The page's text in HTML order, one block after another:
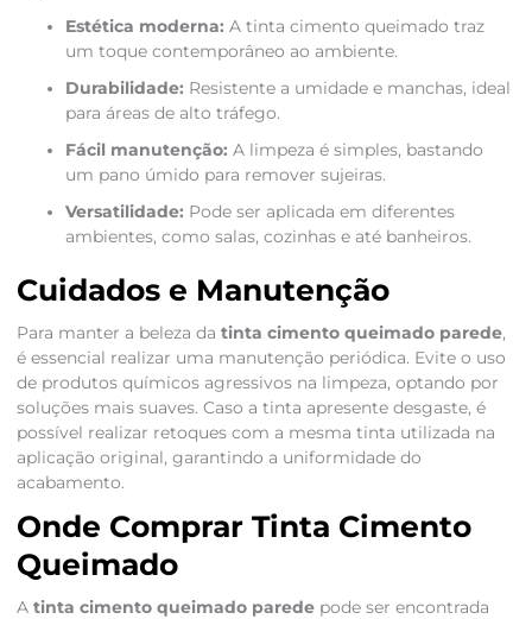
Estética moderna: A tinta cimento queimado traz
um toque contemporâneo ao ambiente.
Durabilidade: Resistente a umidade e manchas, ideal
para áreas de alto tráfego.
Fácil manutenção: A limpeza é simples, bastando
um pano úmido para remover sujeiras.
Versatilidade: Pode ser aplicada em diferentes
ambientes, como salas, cozinhas e até banheiros.
Cuidados e Manutenção
Para manter a beleza da tinta cimento queimado parede,
é essencial realizar uma manutenção periódica. Evite o uso
de produtos químicos agressivos na limpeza, optando por
soluções mais suaves. Caso a tinta apresente desgaste, é
possível realizar retoques com a mesma tinta utilizada na
aplicação original, garantindo a uniformidade do
acabamento.
Onde Comprar Tinta Cimento
Queimado
A tinta cimento queimado paredepode ser encontrada